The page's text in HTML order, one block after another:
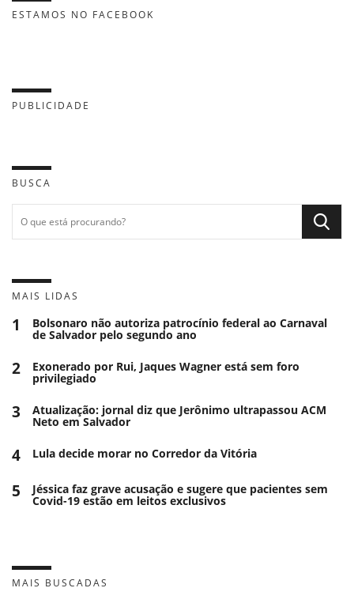
ESTAMOS NO FACEBOOK
PUBLICIDADE
BUSCA
MAIS LIDAS
1 Bolsonaro não autoriza patrocínio federal ao Carnaval
de Salvador pelo segundo ano
2 Exonerado por Rui, Jaques Wagner está sem foro
privilegiado
3 Atualização: jornal diz que Jerônimo ultrapassou ACM
Neto em Salvador
4 Lula decide morar no Corredor da Vitória
5 Jéssica faz grave acusação e sugere que pacientes sem
Covid-19 estão em leitos exclusivos
MAIS BUSCADAS